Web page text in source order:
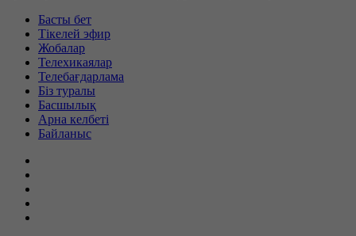
Басты бет
Тікелей эфир
Жобалар
Телехикаялар
Телебағдарлама
Біз туралы
Басшылық
Арна келбеті
Байланыс